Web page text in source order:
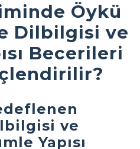
Öykü
Dilbilgisi ve
Becerileri
ve
Yapısı